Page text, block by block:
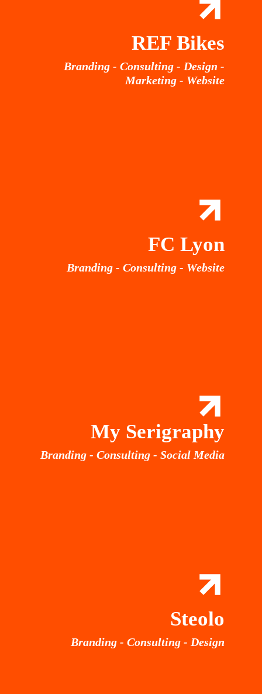
REF Bikes
Branding - Consulting - Design -
Marketing - Website
FC Lyon
Branding - Consulting - Website
My Serigraphy
Branding - Consulting - Social Media
Steolo
Branding - Consulting - Design